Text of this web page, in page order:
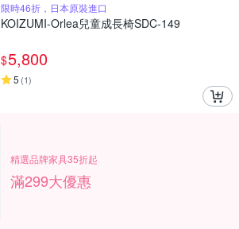
限時46折，日本原裝進口
KOIZUMI-Orlea兒童成長椅SDC-149
$5,800
5 (1)
精選品牌家具35折起
滿299大優惠